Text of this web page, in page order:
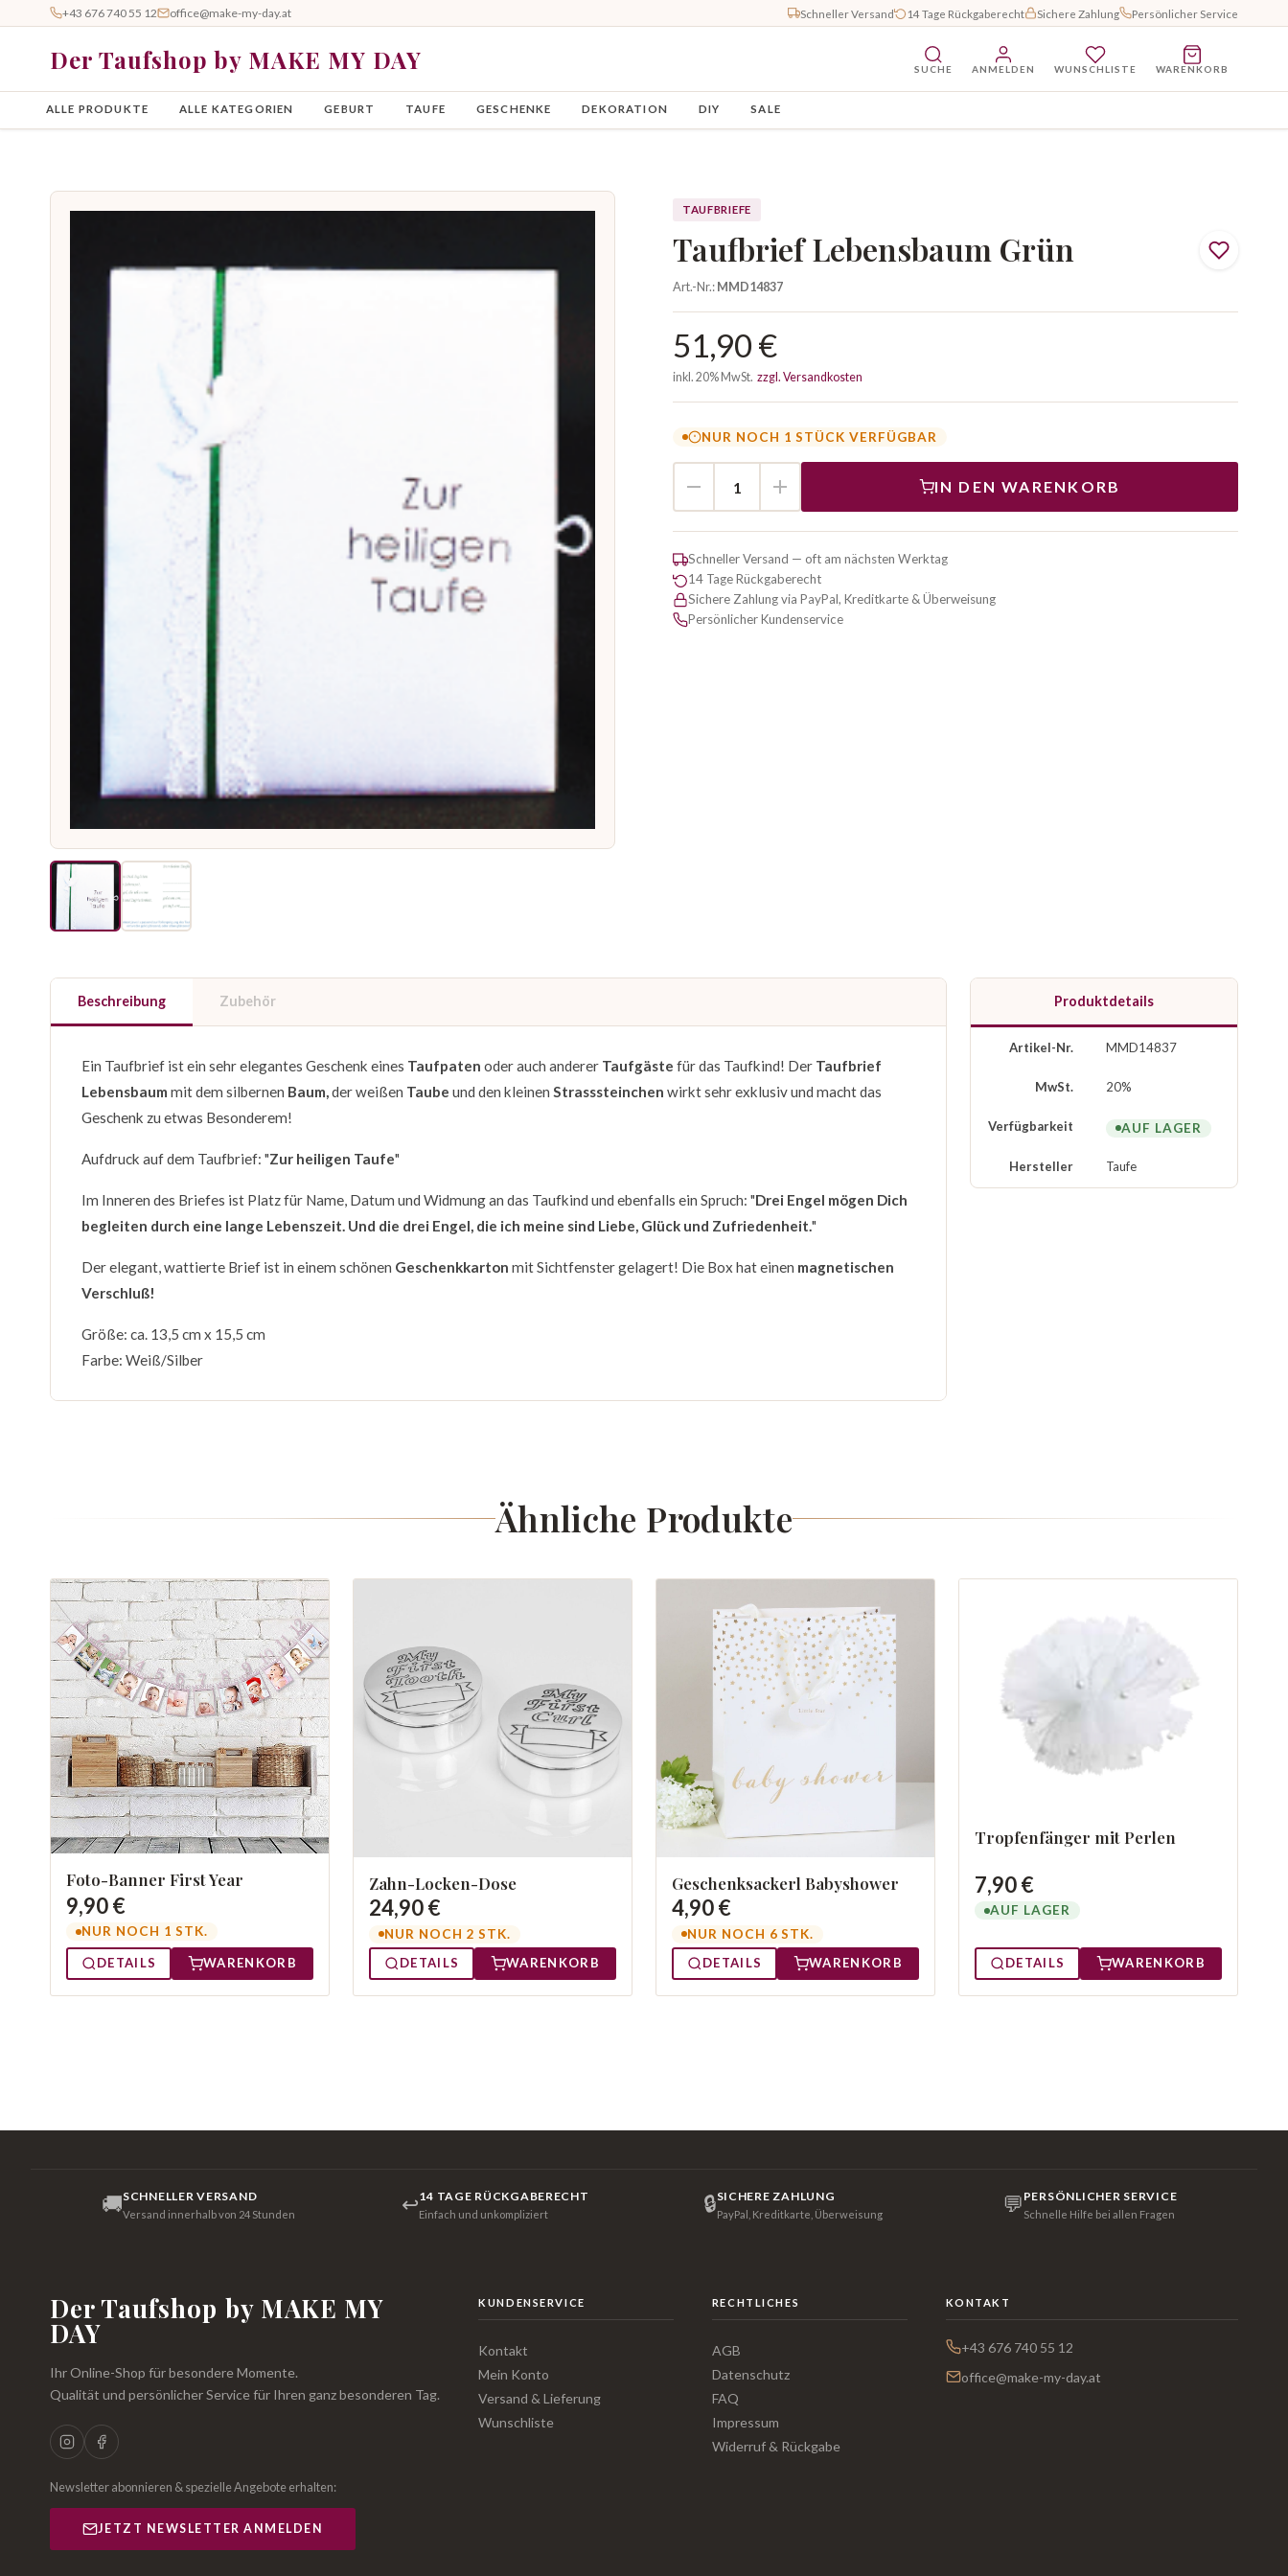
+43 676 740 55 12 office@make-my-day.at Schneller Versand 14 Tage Rückgaberecht Sichere Zahlung Persönlicher Service
Der Taufshop by MAKE MY DAY SUCHE ANMELDEN WUNSCHLISTE WARENKORB
ALLE PRODUKTE ALLE KATEGORIEN GEBURT TAUFE GESCHENKE DEKORATION DIY SALE
TAUFBRIEFE
Taufbrief Lebensbaum Grün
Art.-Nr.:MMD14837
51,90 €
inkl. 20% MwSt. zzgl. Versandkosten
NUR NOCH 1 STÜCK VERFÜGBAR
IN DEN WARENKORB
Schneller Versand — oft am nächsten Werktag
14 Tage Rückgaberecht
Sichere Zahlung via PayPal, Kreditkarte & Überweisung
Persönlicher Kundenservice
Beschreibung Zubehör
Ein Taufbrief ist ein sehr elegantes Geschenk eines Taufpaten oder auch anderer Taufgäste für das Taufkind! Der Taufbrief
Lebensbaum mit dem silbernen Baum,der weißen Taube und den kleinen Strasssteinchen wirkt sehr exklusiv und macht das
Geschenk zu etwas Besonderem!
Aufdruck auf dem Taufbrief: "Zur heiligen Taufe"
Im Inneren des Briefes ist Platz für Name, Datum und Widmung an das Taufkind und ebenfalls ein Spruch: "Drei Engel mögen Dich
begleiten durch eine lange Lebenszeit. Und die drei Engel, die ich meine sind Liebe, Glück und Zufriedenheit."
Der elegant, wattierte Brief ist in einem schönen Geschenkkarton mit Sichtfenster gelagert! Die Box hat einen magnetischen
Verschluß!
Größe: ca. 13,5 cm x 15,5 cm
Farbe: Weiß/Silber
Produktdetails
Artikel-Nr. MMD14837
MwSt. 20%
Verfügbarkeit AUF LAGER
Hersteller Taufe
Ähnliche Produkte
Foto-Banner First Year
9,90 €
NUR NOCH 1 STK.
DETAILS WARENKORB
Zahn-Locken-Dose
24,90 €
NUR NOCH 2 STK.
DETAILS
WARENKORB
Geschenksackerl Babyshower
4,90 €
NUR NOCH 6 STK.
DETAILS
WARENKORB
Tropfenfänger mit Perlen
7,90 €
AUF LAGER
DETAILS WARENKORB
🚚SCHNELLER VERSAND
Versand innerhalb von 24 Stunden ↩14 TAGE RÜCKGABERECHT
Einfach und unkompliziert 🔒SICHERE ZAHLUNG
PayPal, Kreditkarte, Überweisung 💬 PERSÖNLICHER SERVICE
Schnelle Hilfe bei allen Fragen
Der Taufshop by MAKE MY
DAY
Ihr Online-Shop für besondere Momente.
Qualität und persönlicher Service für Ihren ganz besonderen Tag.
Newsletter abonnieren & spezielle Angebote erhalten:
JETZT NEWSLETTER ANMELDEN
KUNDENSERVICE
Kontakt
Mein Konto
Versand & Lieferung
Wunschliste
RECHTLICHES
AGB
Datenschutz
FAQ
Impressum
Widerruf & Rückgabe
KONTAKT
+43 676 740 55 12
office@make-my-day.at